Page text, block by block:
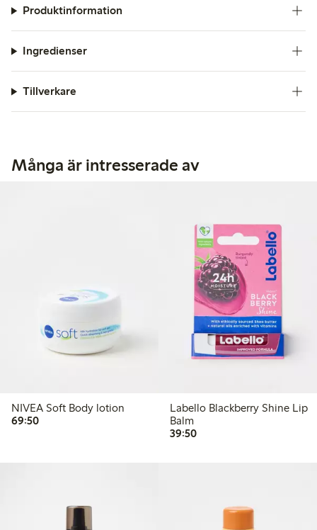
Produktinformation
Ingredienser
Tillverkare
Många är intresserade av
NIVEA Soft Body lotion
69:5069,50 kr
Labello Blackberry Shine Lip
Balm
39:5039,50 kr